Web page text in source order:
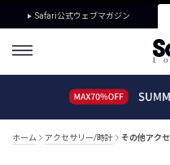
Safari公式ウェブマガジン
ホーム アクセサリー/時計 その他アク